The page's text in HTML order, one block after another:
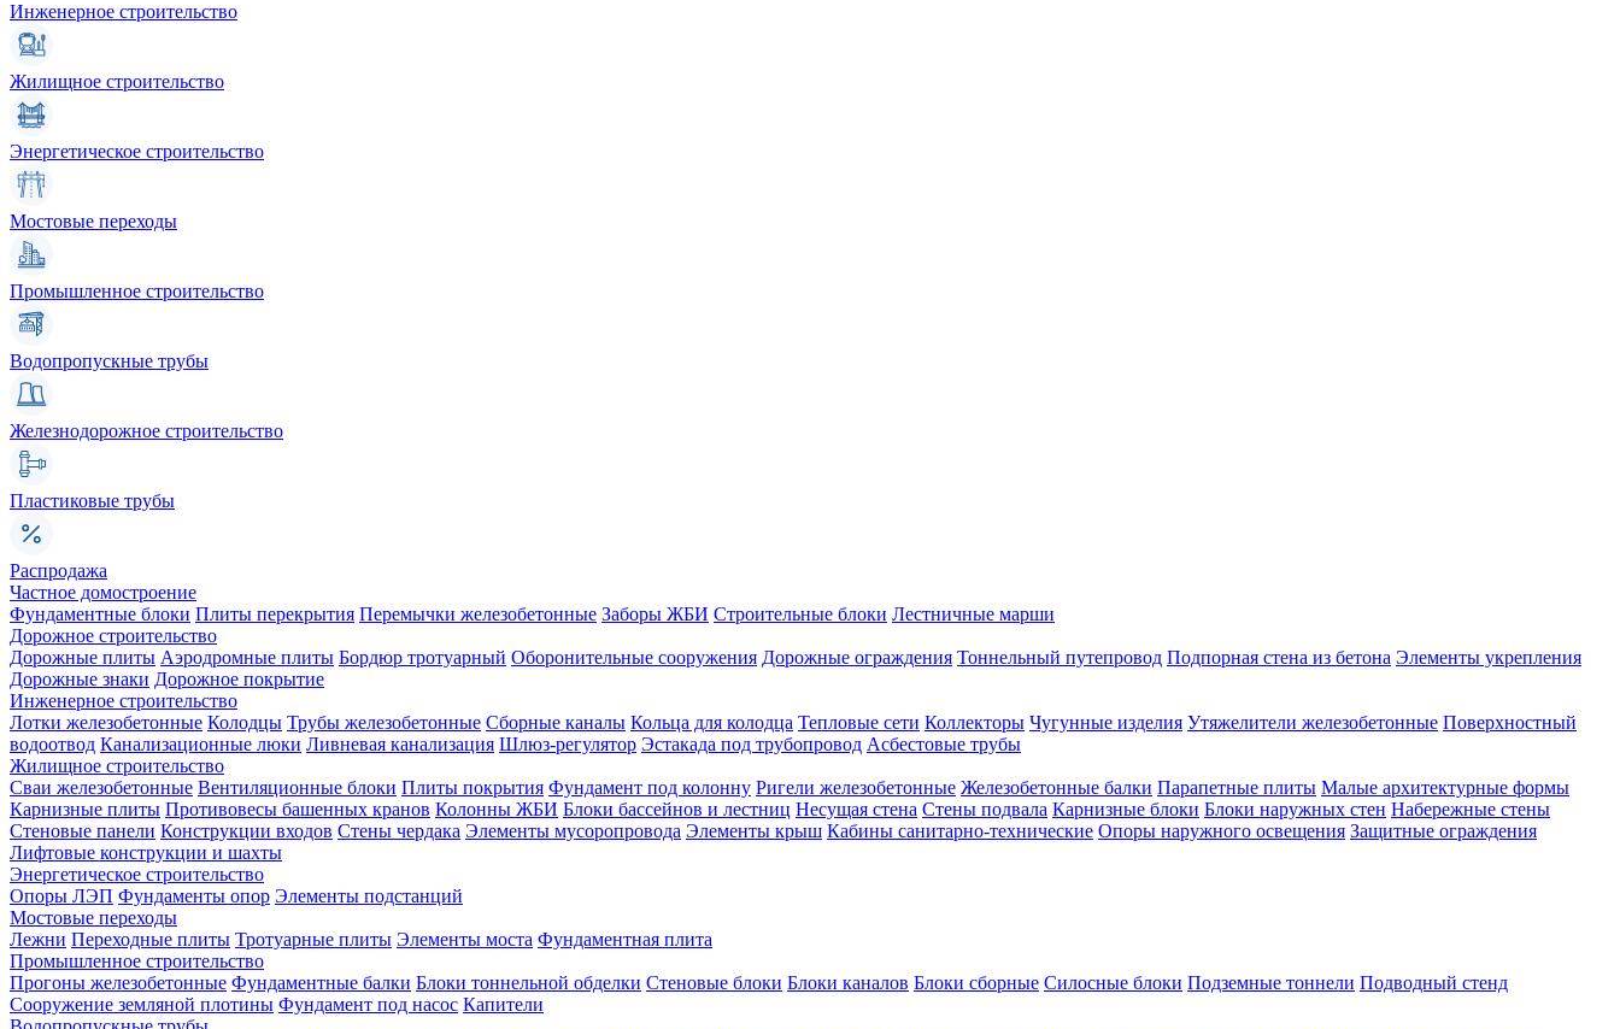
Инженерное строительство
Жилищное строительство
Энергетическое строительство
Мостовые переходы
Промышленное строительство
Водопропускные трубы
Железнодорожное строительство
Пластиковые трубы
Распродажа
Частное домостроение
Фундаментные блоки Плиты перекрытия Перемычки железобетонные Заборы ЖБИ Строительные блоки Лестничные марши
Дорожное строительство
Дорожные плиты Аэродромные плиты Бордюр тротуарный Оборонительные сооружения Дорожные ограждения Тоннельный путепровод Подпорная стена из бетона Элементы укрепления
Дорожные знаки Дорожное покрытие
Инженерное строительство
Лотки железобетонные Колодцы Трубы железобетонные Сборные каналы Кольца для колодца Тепловые сети Коллекторы Чугунные изделия Утяжелители железобетонные Поверхностный
водоотвод Канализационные люки Ливневая канализация Шлюз-регулятор Эстакада под трубопровод Асбестовые трубы
Жилищное строительство
Сваи железобетонные Вентиляционные блоки Плиты покрытия Фундамент под колонну Ригели железобетонные Железобетонные балки Парапетные плиты Малые архитектурные формы
Карнизные плиты Противовесы башенных кранов Колонны ЖБИ Блоки бассейнов и лестниц Несущая стена Стены подвала Карнизные блоки Блоки наружных стен Набережные стены
Стеновые панели Конструкции входов Стены чердака Элементы мусоропровода Элементы крыш Кабины санитарно-технические Опоры наружного освещения Защитные ограждения
Лифтовые конструкции и шахты
Энергетическое строительство
Опоры ЛЭП Фундаменты опор Элементы подстанций
Мостовые переходы
Лежни Переходные плиты Тротуарные плиты Элементы моста Фундаментная плита
Промышленное строительство
Прогоны железобетонные Фундаментные балки Блоки тоннельной обделки Стеновые блоки Блоки каналов Блоки сборные Силосные блоки Подземные тоннели Подводный стенд
Сооружение земляной плотины Фундамент под насос Капители